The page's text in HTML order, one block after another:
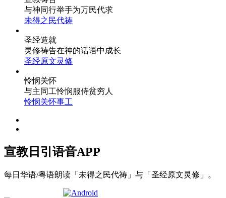
与神同行举手为万民代求
未得之民代祷
圣经造就
灵修祷告在神的话语中成长
圣经原文灵修
怜悯关怀
与主同工怜悯服侍贫穷人
怜悯关怀事工
宣教日引 语音APP
每日华语/粤语朗读「未得之民代祷」与「圣经原文灵修」。